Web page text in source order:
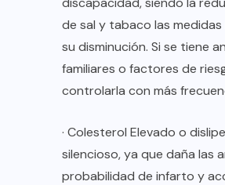
de sal y tabaco las
su disminución. Si se tiene
familiares o factores de
controlarla con más
· Colesterol Elevado o
silencioso, ya que daña las
probabilidad de infarto y